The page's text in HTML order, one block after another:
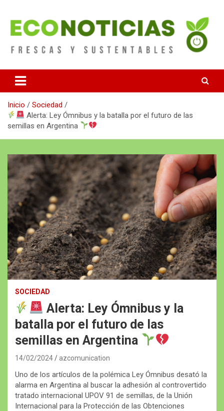
contenido
Econoticias
Inicio
Sociedad
Alerta: Ley Ómnibus y la batalla por el futuro de las
semillas en Argentina
SOCIEDAD
Alerta: Ley Ómnibus y la
batalla por el futuro de las
semillas en Argentina
14/02/2024 azcomunication
Uno de los artículos de la polémica Ley Ómnibus desató la
alarma en Argentina al buscar la adhesión al controvertido
tratado internacional UPOV 91 de semillas, de la Unión
Internacional para la Protección de las Obtenciones